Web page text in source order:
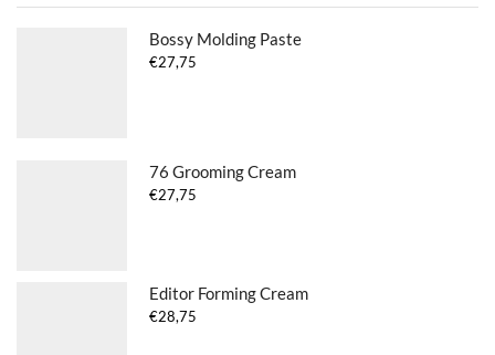
Bossy Molding Paste
€27,75
76 Grooming Cream
€27,75
Editor Forming Cream
€28,75